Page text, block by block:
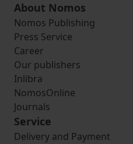
About Nomos
Nomos Publishing
Press Service
Career
Our publishers
Inlibra
NomosOnline
Journals
Service
Delivery and Payment